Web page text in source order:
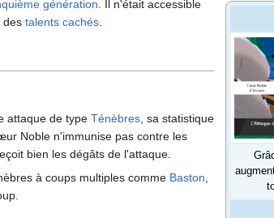
génération . Il n'était accessible
des talents cachés
attaque de type Ténèbres , sa statistique
Noble n'immunise pas contre les
bien les dégâts de l'attaque.
à coups multiples comme Baston